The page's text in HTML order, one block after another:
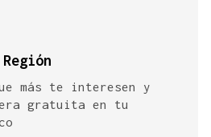
más te interesen y
gratuita en tu